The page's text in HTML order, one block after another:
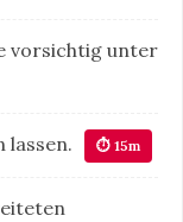
vorsichtig unter
lassen. ⏱ 15m